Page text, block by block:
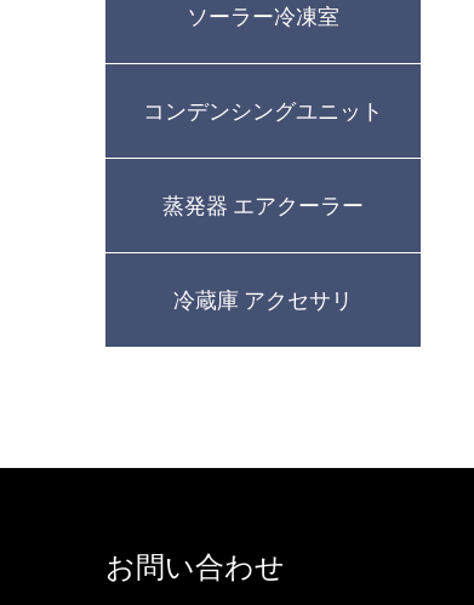
ソーラー冷凍室
コンデンシングユニット
蒸発器 エアクーラー
冷蔵庫 アクセサリ
お問い合わせ